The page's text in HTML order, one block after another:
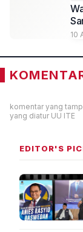
10
komentar yang
yang diatur UU ITE
EDITOR'S